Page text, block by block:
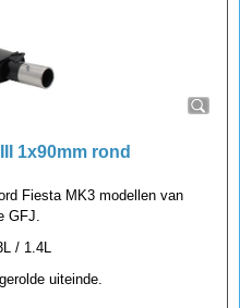
1x90mm rond
Fiesta MK3 modellen van
GFJ.
/ 1.4L
uiteinde.